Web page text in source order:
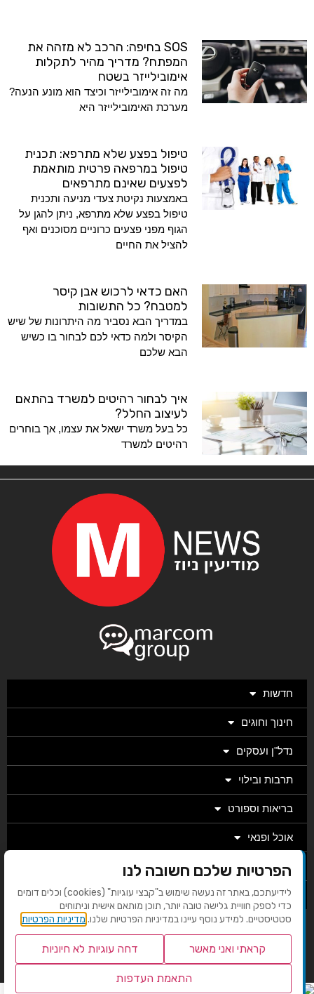
SOS בחיפה: הרכב לא מזהה את
המפתח? מדריך מהיר לתקלות
אימובילייזר בשטח
מה זה אימובילייזר וכיצד הוא מונע הנעה?
מערכת האימובילייזר היא
טיפול בפצע שלא מתרפא: תכנית
טיפול במרפאה פרטית מותאמת
לפצעים שאינם מתרפאים
באמצעות נקיטת צעדי מניעה ותכנית
טיפול בפצע שלא מתרפא, ניתן להגן על
הגוף מפני פצעים כרוניים מסוכנים ואף
להציל את החיים
האם כדאי לרכוש אבן קיסר
למטבח? כל התשובות
במדריך הבא נסביר מה היתרונות של שיש
הקיסר ולמה כדאי לכם לבחור בו כשיש
הבא שלכם
איך לבחור רהיטים למשרד בהתאם
לעיצוב החלל?
כל בעל משרד ישאל את עצמו, אך בוחרים
רהיטים למשרד
חדשות
חינוך וחוגים
נדל"ן ועסקים
תרבות ובילוי
בריאות וספורט
אוכל ופנאי
מגזין
מערכת
הפרטיות שלכם חשובה לנו
לידיעתכם, באתר זה נעשה שימוש ב"קבצי עוגיות" (cookies) וכלים דומים
כדי לספק חוויית גלישה טובה יותר, תוכן מותאם אישית וניתוחים
סטטיסטיים. למידע נוסף עיינו במדיניות הפרטיות שלנו. מדיניות הפרטיות
קראתי ואני מאשר דחה עוגיות לא חיוניות
התאמת העדפות